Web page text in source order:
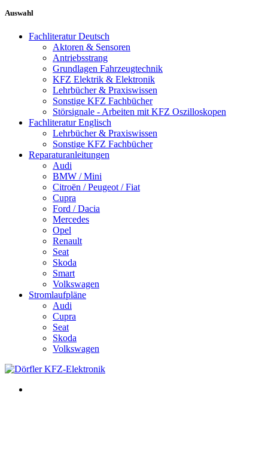
Auswahl
Fachliteratur Deutsch
Aktoren & Sensoren
Antriebsstrang
Grundlagen Fahrzeugtechnik
KFZ Elektrik & Elektronik
Lehrbücher & Praxiswissen
Sonstige KFZ Fachbücher
Störsignale - Arbeiten mit KFZ Oszilloskopen
Fachliteratur Englisch
Lehrbücher & Praxiswissen
Sonstige KFZ Fachbücher
Reparaturanleitungen
Audi
BMW / Mini
Citroën / Peugeot / Fiat
Cupra
Ford / Dacia
Mercedes
Opel
Renault
Seat
Skoda
Smart
Volkswagen
Stromlaufpläne
Audi
Cupra
Seat
Skoda
Volkswagen